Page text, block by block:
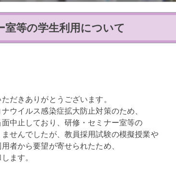
室等の学生利用について
だきありがとうございます。
ウイルス感染症拡大防止対策のため、
中止しており、研修・セミナー室等の
せんでしたが、教員採用試験の模擬授業や
者から要望が寄せられたため、
ます。